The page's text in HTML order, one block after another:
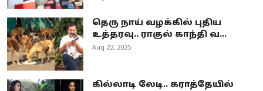
தெரு நாய் வழக்கில் புதிய
உத்தரவு.. ராகுல் காந்தி வ...
Aug 22, 2025
கில்லாடி லேடி.. கராத்தேயில்